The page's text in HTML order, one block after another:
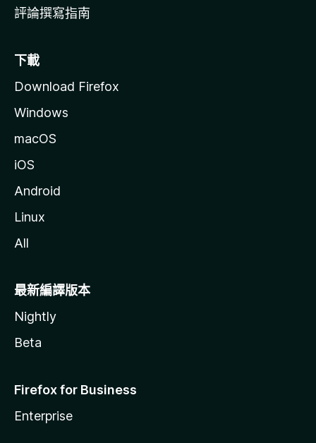
評論撰寫指南
下載
Download Firefox
Windows
macOS
iOS
Android
Linux
All
最新編譯版本
Nightly
Beta
Firefox for Business
Enterprise